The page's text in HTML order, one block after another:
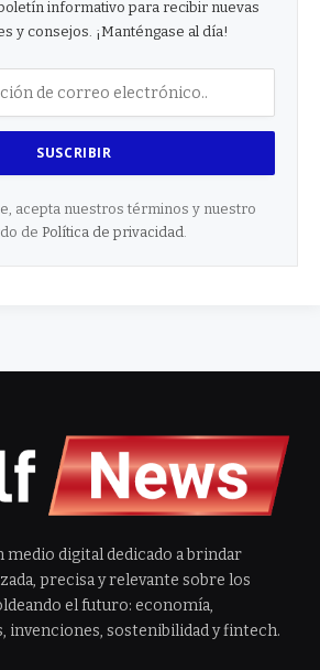
informativo para recibir nuevas
y consejos. ¡Manténgase al día!
acepta nuestros términos y nuestro
de Política de privacidad.
medio digital dedicado a brindar
precisa y relevante sobre los
el futuro: economía,
invenciones, sostenibilidad y fintech.